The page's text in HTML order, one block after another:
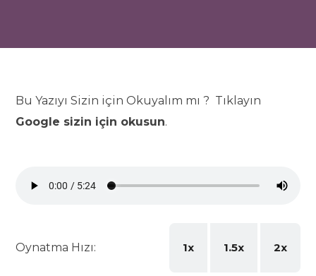
Bu Yazıyı Sizin için Okuyalım mı ? Tıklayın
Google sizin için okusun.
Oynatma Hızı: 1x 1.5x 2x